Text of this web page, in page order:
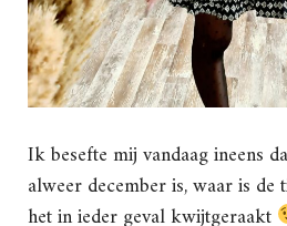
Ik besefte mij vandaag ineens
alweer december is, waar is de
het in ieder geval kwijtgeraakt